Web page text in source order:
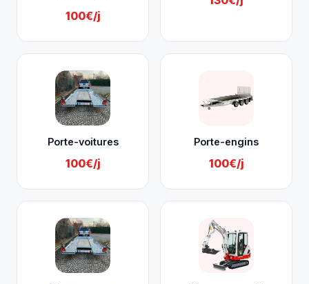
100€/j
Porte-voitures
100€/j
Porte-engins
100€/j